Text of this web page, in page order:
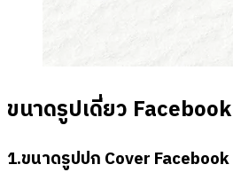
ขนาดรูปเดี่ยว Facebook
1.ขนาดรูปปก CoverFacebook